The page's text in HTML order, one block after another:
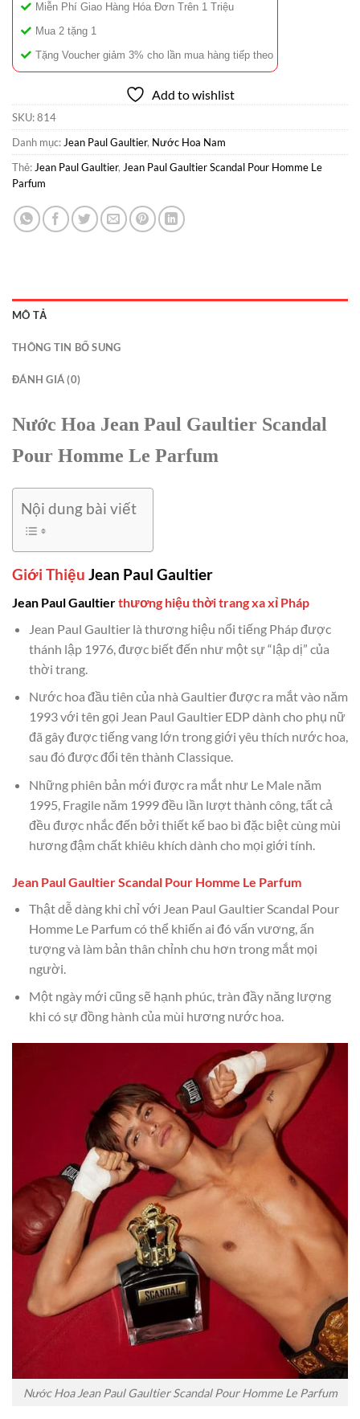
Miễn Phí Giao Hàng Hóa Đơn Trên 1 Triệu
Mua 2 tặng 1
Tặng Voucher giảm 3% cho lần mua hàng tiếp theo
Add to wishlist
SKU:814
Danh mục:Jean Paul Gaultier, Nước Hoa Nam
Thẻ:Jean Paul Gaultier, Jean Paul Gaultier Scandal Pour Homme Le
Parfum
MÔ TẢ
THÔNG TIN BỔ SUNG
ĐÁNH GIÁ (0)
Nước Hoa Jean Paul Gaultier Scandal
Pour Homme Le Parfum
Nội dung bài viết
Giới Thiệu Jean Paul Gaultier
Jean Paul Gaultierthương hiệu thời trang xa xỉ Pháp
Jean Paul Gaultier là thương hiệu nổi tiếng Pháp được
thánh lập 1976, được biết đến như một sự “lập dị” của
thời trang.
Nước hoa đầu tiên của nhà Gaultier được ra mắt vào năm
1993 với tên gọi Jean Paul Gaultier EDP dành cho phụ nữ
đã gây được tiếng vang lớn trong giới yêu thích nước hoa,
sau đó được đổi tên thành Classique.
Những phiên bản mới được ra mắt như Le Male năm
1995, Fragile năm 1999 đều lần lượt thành công, tất cả
đều được nhắc đến bởi thiết kế bao bì đặc biệt cùng mùi
hương đậm chất khiêu khích dành cho mọi giới tính.
Jean Paul Gaultier Scandal Pour Homme Le Parfum
Thật dễ dàng khi chỉ với Jean Paul Gaultier Scandal Pour
Homme Le Parfum có thể khiến ai đó vấn vương, ấn
tượng và làm bản thân chỉnh chu hơn trong mắt mọi
người.
Một ngày mới cũng sẽ hạnh phúc, tràn đầy năng lượng
khi có sự đồng hành của mùi hương nước hoa.
Nước Hoa Jean Paul Gaultier Scandal Pour Homme Le Parfum